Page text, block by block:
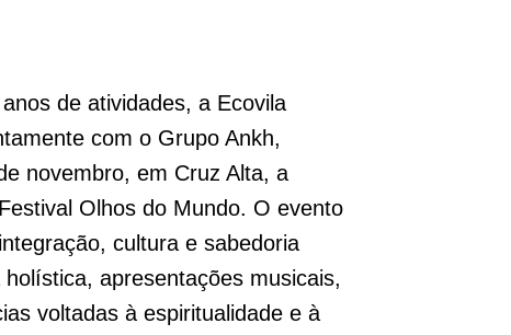
de atividades, a Ecovila
com o Grupo Ankh,
novembro, em Cruz Alta, a
Olhos do Mundo. O evento
cultura e sabedoria
apresentações musicais,
voltadas à espiritualidade e à